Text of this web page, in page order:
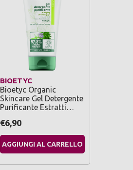
BIOETYC
Bioetyc Organic
Skincare Gel Detergente
Purificante Estratti…
€6,90
AGGIUNGI AL CARRELLO